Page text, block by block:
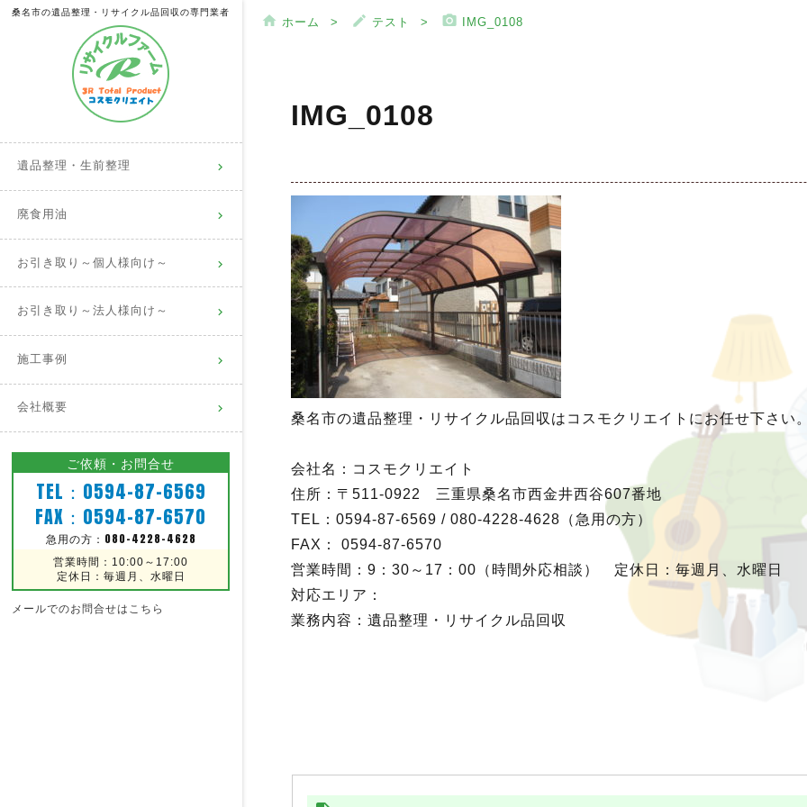
桑名市の遺品整理・リサイクル品回収の専門業者
遺品整理・生前整理
廃食用油
お引き取り～個人様向け～
お引き取り～法人様向け～
施工事例
会社概要
ご依頼・お問合せ
TEL：0594-87-6569
FAX：0594-87-6570
急用の方： 080-4228-4628
営業時間：10:00～17:00
定休日：毎週月、水曜日
メールでのお問合せはこちら
home ホーム mode_edit テスト photo_camera IMG_0108
IMG_0108
桑名市の遺品整理・リサイクル品回収はコスモクリエイトにお任せ下さい
会社名：コスモクリエイト
住所：〒511-0922 三重県桑名市西金井西谷607番地
TEL：0594-87-6569 / 080-4228-4628（急用の方）
FAX： 0594-87-6570
営業時間：9：30～17：00（時間外応相談） 定休日：毎週月、水曜日
対応エリア：
業務内容：遺品整理・リサイクル品回収